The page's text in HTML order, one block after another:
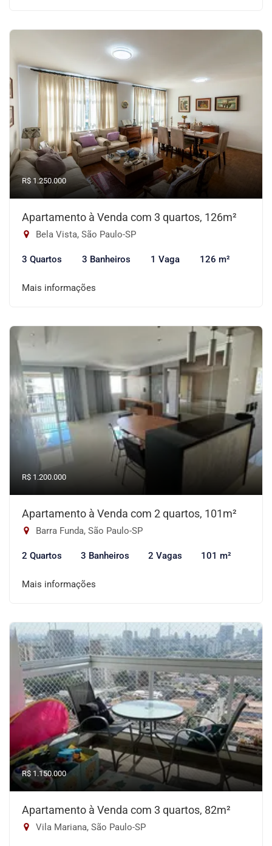
R$ 1.250.000
Apartamento à Venda com 3 quartos, 126m²
Bela Vista, São Paulo-SP
3 Quartos 3 Banheiros 1 Vaga 126 m²
Mais informações
R$ 1.200.000
Apartamento à Venda com 2 quartos, 101m²
Barra Funda, São Paulo-SP
2 Quartos 3 Banheiros 2 Vagas 101 m²
Mais informações
R$ 1.150.000
Apartamento à Venda com 3 quartos, 82m²
Vila Mariana, São Paulo-SP